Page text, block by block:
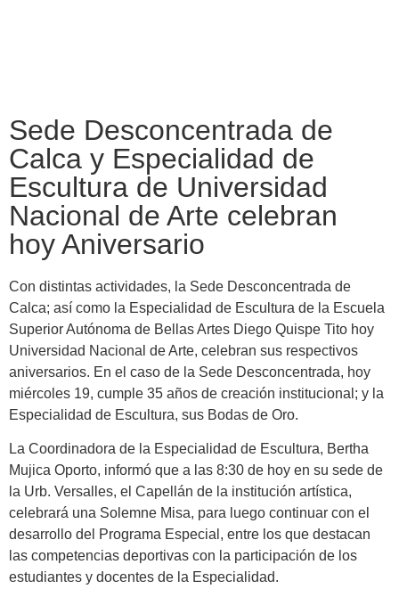
Sede Desconcentrada de
Calca y Especialidad de
Escultura de Universidad
Nacional de Arte celebran
hoy Aniversario
Con distintas actividades, la Sede Desconcentrada de
Calca; así como la Especialidad de Escultura de la Escuela
Superior Autónoma de Bellas Artes Diego Quispe Tito hoy
Universidad Nacional de Arte, celebran sus respectivos
aniversarios. En el caso de la Sede Desconcentrada, hoy
miércoles 19, cumple 35 años de creación institucional; y la
Especialidad de Escultura, sus Bodas de Oro.
La Coordinadora de la Especialidad de Escultura, Bertha
Mujica Oporto, informó que a las 8:30 de hoy en su sede de
la Urb. Versalles, el Capellán de la institución artística,
celebrará una Solemne Misa, para luego continuar con el
desarrollo del Programa Especial, entre los que destacan
las competencias deportivas con la participación de los
estudiantes y docentes de la Especialidad.